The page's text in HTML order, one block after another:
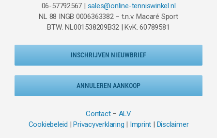
06-57792567 | sales@online-tenniswinkel.nl
NL 88 INGB 0006363382 – t.n.v. Macaré Sport
BTW: NL001538209B32 | KvK: 60789581
INSCHRIJVEN NIEUWBRIEF
ANNULEREN AANKOOP
Contact– ALV
Cookiebeleid |Privacyverklaring | Imprint | Disclaimer